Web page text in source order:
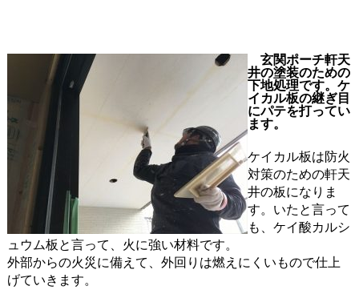
玄関ポーチ軒天
井の塗装のための
下地処理です。ケ
イカル板の継ぎ目
にパテを打ってい
ます。
ケイカル板は防火
対策のための軒天
井の板になりま
す。いたと言って
も、ケイ酸カルシ
ュウム板と言って、火に強い材料です。
外部からの火災に備えて、外回りは燃えにくいもので仕上
げていきます。